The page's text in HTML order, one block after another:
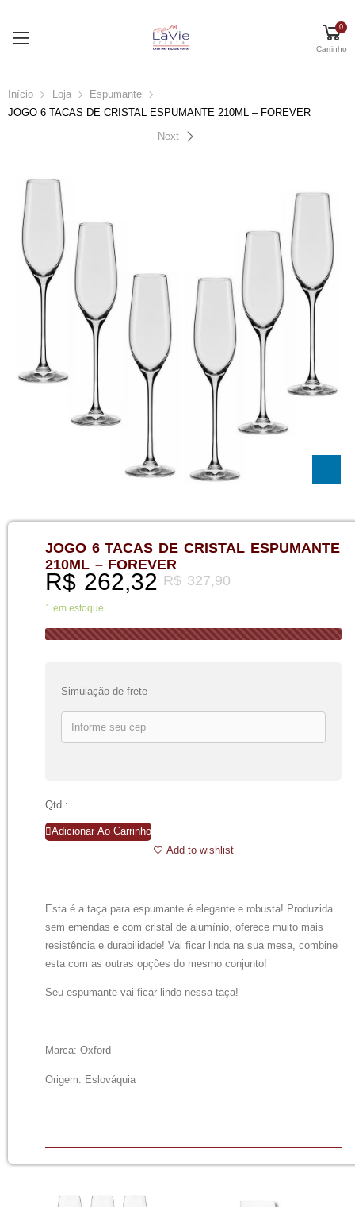
0
Carrinho
Início Loja
Espumante
JOGO 6 TACAS DE CRISTAL ESPUMANTE 210ML – FOREVER
Next
JOGO 6 TACAS DE CRISTAL ESPUMANTE
210ML – FOREVER
R$327,90
R$262,32
1 em estoque
Simulação de frete
Qtd.:
Adicionar Ao Carrinho
Add to wishlist
Esta é a taça para espumante é elegante e robusta! Produzida
sem emendas e com cristal de alumínio, oferece muito mais
resistência e durabilidade! Vai ficar linda na sua mesa, combine
esta com as outras opções do mesmo conjunto!
Seu espumante vai ficar lindo nessa taça!
Marca: Oxford
Origem: Eslováquia